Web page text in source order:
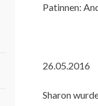
Patinnen:
26.05.2016
Sharon